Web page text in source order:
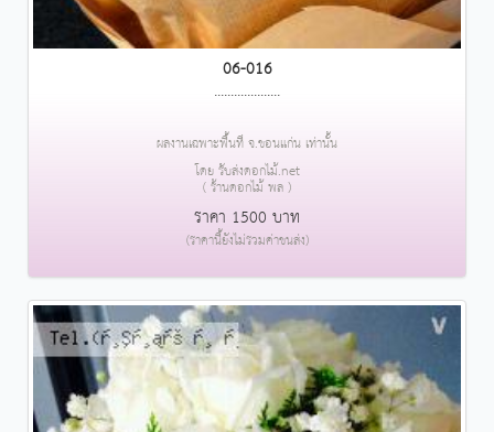
06-016
....................
ผลงานเฉพาะพื้นที่ จ.ขอนแก่น เท่านั้น
โดย รับส่งดอกไม้.net
( ร้านดอกไม้ พล )
ราคา 1500 บาท
(ราคานี้ยังไม่รวมค่าขนส่ง)